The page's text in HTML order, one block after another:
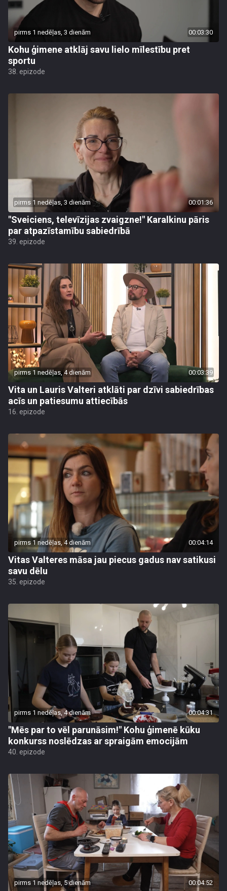
pirms 1 nedēļas, 3 dienām 00:03:30
Kohu ģimene atklāj savu lielo mīlestību pret
sportu
38. epizode
pirms 1 nedēļas, 3 dienām 00:01:36
"Sveiciens, televīzijas zvaigzne!" Karalkinu pāris
par atpazīstamību sabiedrībā
39. epizode
pirms 1 nedēļas, 4 dienām 00:03:39
Vita un Lauris Valteri atklāti par dzīvi sabiedrības
acīs un patiesumu attiecībās
16. epizode
pirms 1 nedēļas, 4 dienām 00:04:14
Vitas Valteres māsa jau piecus gadus nav satikusi
savu dēlu
35. epizode
pirms 1 nedēļas, 4 dienām 00:04:31
"Mēs par to vēl parunāsim!" Kohu ģimenē kūku
konkurss noslēdzas ar spraigām emocijām
40. epizode
pirms 1 nedēļas, 5 dienām 00:04:52